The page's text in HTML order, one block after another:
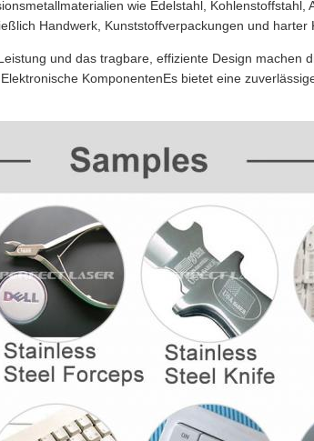
wie Edelstahl, Kohlenstoffstahl,
Handwerk, Kunststoffverpackungen und harter
und das tragbare, effiziente Design machen
KomponentenEs bietet eine